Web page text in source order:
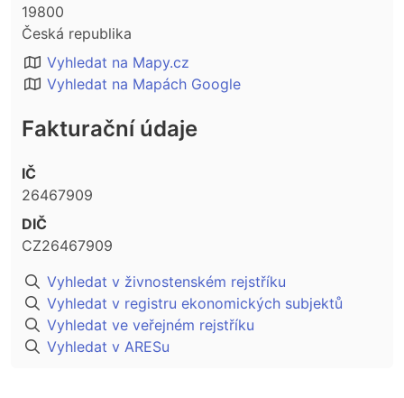
19800
Česká republika
Vyhledat na Mapy.cz
Vyhledat na Mapách Google
Fakturační údaje
IČ
26467909
DIČ
CZ26467909
Vyhledat v živnostenském rejstříku
Vyhledat v registru ekonomických subjektů
Vyhledat ve veřejném rejstříku
Vyhledat v ARESu